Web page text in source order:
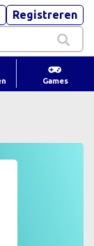
Registreren
Games